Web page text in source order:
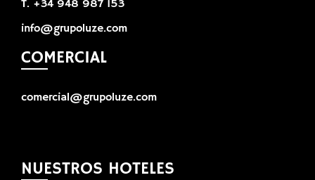
T. +34 948 987 153
info@grupoluze.com
COMERCIAL
comercial@grupoluze.com
NUESTROS HOTELES